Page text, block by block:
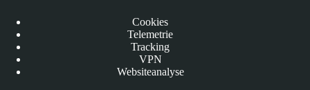
Cookies
Telemetrie
Tracking
VPN
Websiteanalyse